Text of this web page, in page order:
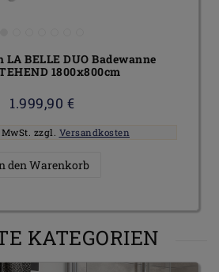
BELLE DUO Badewanne
1800x800cm
1.999,90 €
zzgl. Versandkosten
den Warenkorb
KATEGORIEN